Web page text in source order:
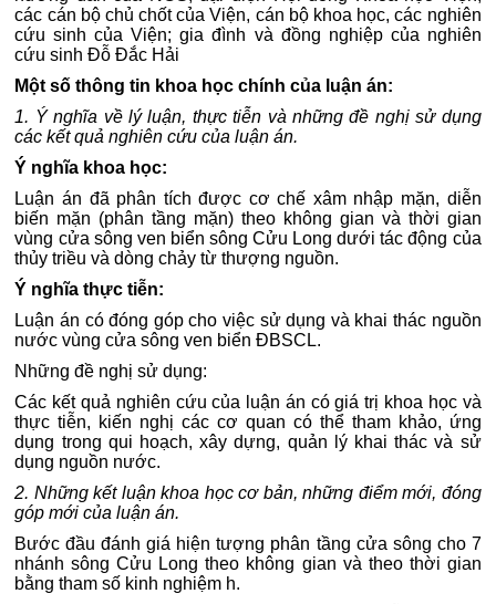
các cán bộ chủ chốt của Viện, cán bộ khoa học, các nghiên
cứu sinh của Viện; gia đình và đồng nghiệp của nghiên
cứu sinh Đỗ Đắc Hải
Một số thông tin khoa học chính của luận án:
1. Ý nghĩa về lý luận, thực tiễn và những đề nghị sử dụng
các kết quả nghiên cứu của luận án.
Ý nghĩa khoa học:
Luận án đã phân tích được cơ chế xâm nhập mặn, diễn
biến mặn (phân tầng mặn) theo không gian và thời gian
vùng cửa sông ven biển sông Cửu Long dưới tác động của
thủy triều và dòng chảy từ thượng nguồn.
Ý nghĩa thực tiễn:
Luận án có đóng góp cho việc sử dụng và khai thác nguồn
nước vùng cửa sông ven biển ĐBSCL.
Những đề nghị sử dụng:
Các kết quả nghiên cứu của luận án có giá trị khoa học và
thực tiễn, kiến nghị các cơ quan có thể tham khảo, ứng
dụng trong qui hoạch, xây dựng, quản lý khai thác và sử
dụng nguồn nước.
2. Những kết luận khoa học cơ bản, những điểm mới, đóng
góp mới của luận án.
Bước đầu đánh giá hiện tượng phân tầng cửa sông cho 7
nhánh sông Cửu Long theo không gian và theo thời gian
bằng tham số kinh nghiệm h.